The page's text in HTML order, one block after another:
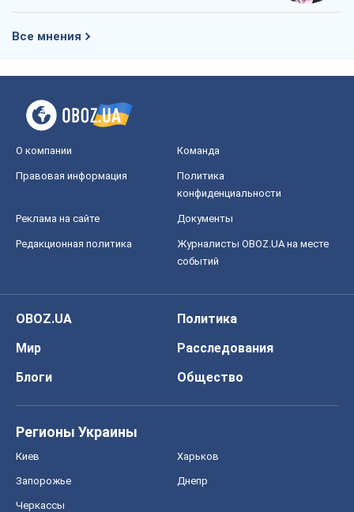
Все мнения
О компании Команда
Правовая информация
Политика
конфиденциальности
Реклама на сайте Документы
Редакционная политика
Журналисты OBOZ.UA на месте
событий
OBOZ.UA
Политика
Мир
Расследования
Блоги
Общество
Регионы Украины
Киев Харьков
Запорожье Днепр
Черкассы